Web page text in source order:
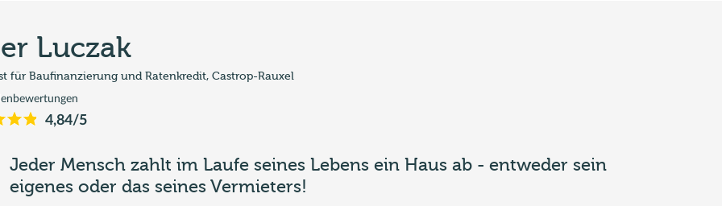
Luczak
für Baufinanzierung und Ratenkredit, Castrop-Rauxel
4,84/5
Jeder Mensch zahlt im Laufe seines Lebens ein Haus ab - entweder sein
eigenes oder das seines Vermieters!